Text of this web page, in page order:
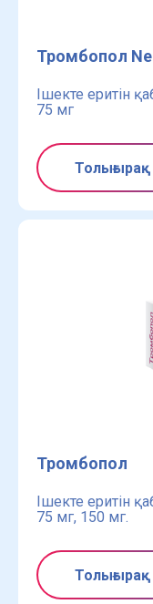
Тромбопол
Ішекте еритін
75 мг
Тромбопол
Ішекте еритін
75 мг, 150 мг.